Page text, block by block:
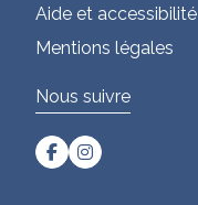
Aide et accessibilité
Mentions légales
Nous suivre